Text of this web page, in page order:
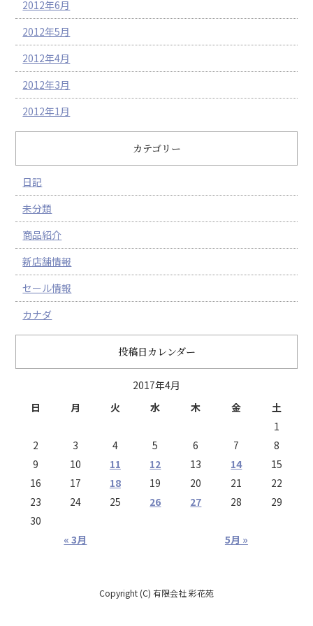
2012年6月
2012年5月
2012年4月
2012年3月
2012年1月
カテゴリー
日記
未分類
商品紹介
新店舗情報
セール情報
カナダ
投稿日カレンダー
2017年4月
日
月 火 水 木 金 土
« 3月 5月 »
1
2
3 4 5 6 7
8
9
10 11 12 13 14
15
16
17 18 19 20 21
22
23
24 25 26 27 28
29
30
Copyright (C) 有限会社 彩花苑